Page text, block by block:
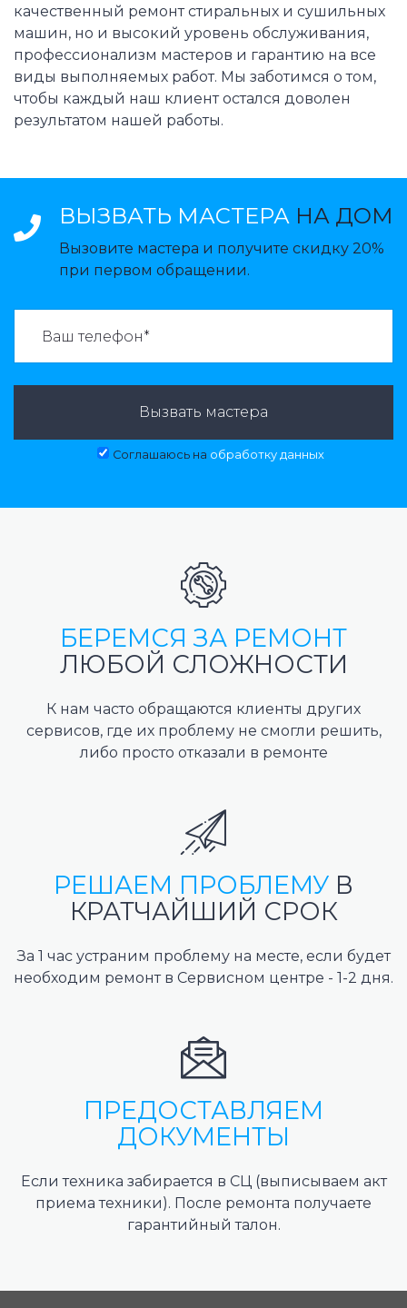
качественный ремонт стиральных и сушильных
машин, но и высокий уровень обслуживания,
профессионализм мастеров и гарантию на все
виды выполняемых работ. Мы заботимся о том,
чтобы каждый наш клиент остался доволен
результатом нашей работы.
ВЫЗВАТЬ МАСТЕРА НА ДОМ
Вызовите мастера и получите скидку 20%
при первом обращении.
Вызвать мастера
Соглашаюсь на обработку данных
БЕРЕМСЯ ЗА РЕМОНТ
ЛЮБОЙ СЛОЖНОСТИ
К нам часто обращаются клиенты других
сервисов, где их проблему не смогли решить,
либо просто отказали в ремонте
РЕШАЕМ ПРОБЛЕМУ В
КРАТЧАЙШИЙ СРОК
За 1 час устраним проблему на месте, если будет
необходим ремонт в Сервисном центре - 1-2 дня.
ПРЕДОСТАВЛЯЕМ
ДОКУМЕНТЫ
Если техника забирается в СЦ (выписываем акт
приема техники). После ремонта получаете
гарантийный талон.